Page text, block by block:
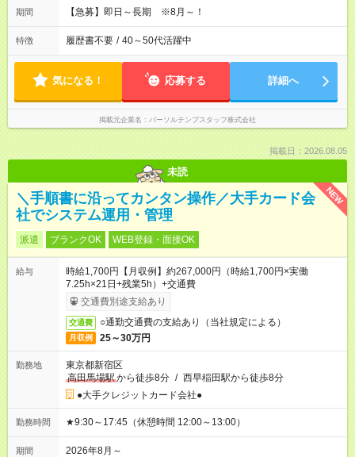
期間 【急募】即日～長期 ※8月～！
特徴 履歴書不要 / 40～50代活躍中
気になる！ 応募する 詳細へ
掲載元企業名 パーソルテンプスタッフ株式会社
掲載日：2026.08.05
未読
NEW
＼手順書に沿ってカンタン操作／大手カード会
社でシステム運用・管理
派遣 ブランクOK WEB登録・面接OK
給与
時給1,700円【月収例】約267,000円（時給1,700円×実働
7.25h×21日+残業5h）+交通費
交通費別途支給あり
交通費 ○通勤交通費の支給あり（当社規定による）
月収例 25～30万円
勤務地
東京都新宿区
高田馬場駅から徒歩8分 / 西早稲田駅から徒歩8分
●大手クレジットカード会社●
勤務時間 ★9:30～17:45（休憩時間 12:00～13:00）
期間 2026年8月～